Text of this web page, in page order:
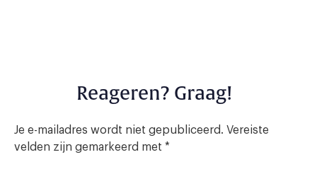
Reageren? Graag!
Je e-mailadres wordt niet gepubliceerd. Vereiste
velden zijn gemarkeerd met *